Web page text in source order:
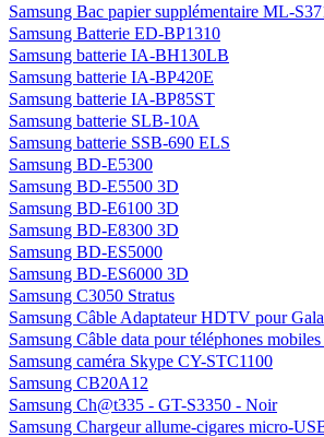
Samsung Bac papier supplémentaire ML-
Samsung Batterie ED-BP1310
Samsung batterie IA-BH130LB
Samsung batterie IA-BP420E
Samsung batterie IA-BP85ST
Samsung batterie SLB-10A
Samsung batterie SSB-690 ELS
Samsung BD-E5300
Samsung BD-E5500 3D
Samsung BD-E6100 3D
Samsung BD-E8300 3D
Samsung BD-ES5000
Samsung BD-ES6000 3D
Samsung C3050 Stratus
Samsung Câble Adaptateur HDTV pour
Samsung Câble data pour téléphones
Samsung caméra Skype CY-STC1100
Samsung CB20A12
Samsung Ch@t335 - GT-S3350 - Noir
Samsung Chargeur allume-cigares micro-